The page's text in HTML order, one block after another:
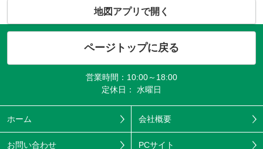
地図アプリで開く
ページトップに戻る
営業時間：10:00～18:00
定休日： 水曜日
ホーム 会社概要
お問い合わせ PCサイト